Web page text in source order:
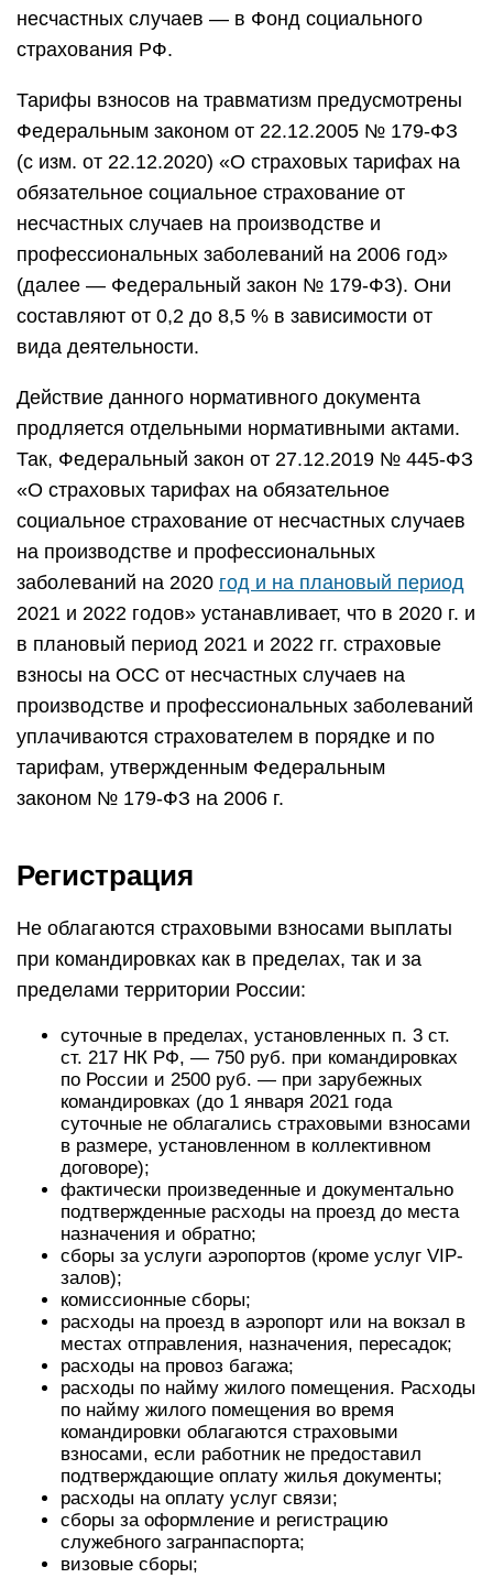
несчастных случаев — в Фонд социального
страхования РФ.
Тарифы взносов на травматизм предусмотрены
Федеральным законом от 22.12.2005 № 179-ФЗ
(с изм. от 22.12.2020) «О страховых тарифах на
обязательное социальное страхование от
несчастных случаев на производстве и
профессиональных заболеваний на 2006 год»
(далее — Федеральный закон № 179-ФЗ). Они
составляют от 0,2 до 8,5 % в зависимости от
вида деятельности.
Действие данного нормативного документа
продляется отдельными нормативными актами.
Так, Федеральный закон от 27.12.2019 № 445-ФЗ
«О страховых тарифах на обязательное
социальное страхование от несчастных случаев
на производстве и профессиональных
заболеваний на 2020 год и на плановый период
2021 и 2022 годов» устанавливает, что в 2020 г. и
в плановый период 2021 и 2022 гг. страховые
взносы на ОСС от несчастных случаев на
производстве и профессиональных заболеваний
уплачиваются страхователем в порядке и по
тарифам, утвержденным Федеральным
законом № 179-ФЗ на 2006 г.
Регистрация
Не облагаются страховыми взносами выплаты
при командировках как в пределах, так и за
пределами территории России:
суточные в пределах, установленных п. 3 ст.
ст. 217 НК РФ, — 750 руб. при командировках
по России и 2500 руб. — при зарубежных
командировках (до 1 января 2021 года
суточные не облагались страховыми взносами
в размере, установленном в коллективном
договоре);
фактически произведенные и документально
подтвержденные расходы на проезд до места
назначения и обратно;
сборы за услуги аэропортов (кроме услуг VIP-
залов);
комиссионные сборы;
расходы на проезд в аэропорт или на вокзал в
местах отправления, назначения, пересадок;
расходы на провоз багажа;
расходы по найму жилого помещения. Расходы
по найму жилого помещения во время
командировки облагаются страховыми
взносами, если работник не предоставил
подтверждающие оплату жилья документы;
расходы на оплату услуг связи;
сборы за оформление и регистрацию
служебного загранпаспорта;
визовые сборы;